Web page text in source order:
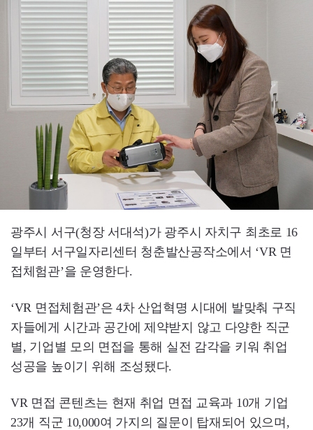
광주시 서구(청장 서대석)가 광주시 자치구 최초로 16
일부터 서구일자리센터 청춘발산공작소에서 ‘VR 면
접체험관’을 운영한다.
‘VR 면접체험관’은 4차 산업혁명 시대에 발맞춰 구직
자들에게 시간과 공간에 제약받지 않고 다양한 직군
별, 기업별 모의 면접을 통해 실전 감각을 키워 취업
성공을 높이기 위해 조성됐다.
VR 면접 콘텐츠는 현재 취업 면접 교육과 10개 기업
23개 직군 10,000여 가지의 질문이 탑재되어 있으며,